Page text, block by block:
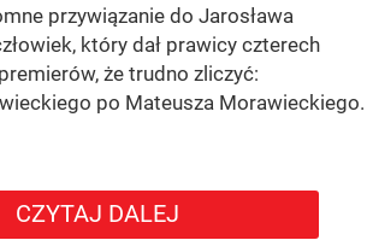
przywiązanie do Jarosława
który dał prawicy czterech
że trudno zliczyć:
po Mateusza Morawieckiego.
CZYTAJ DALEJ